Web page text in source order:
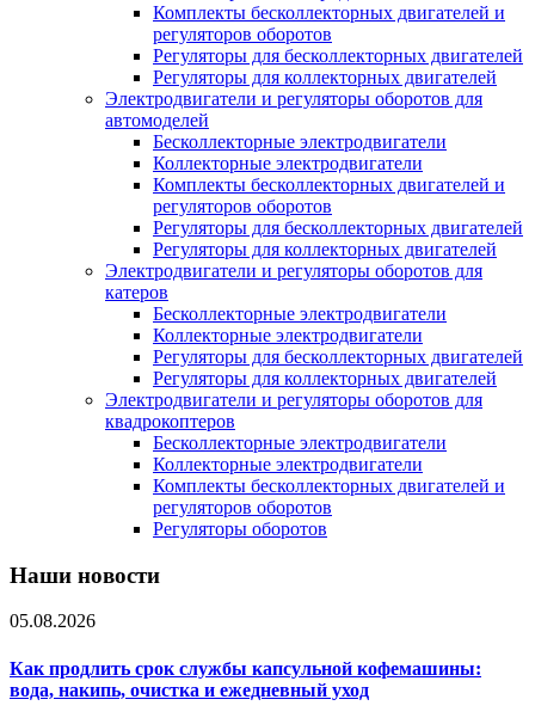
Комплекты бесколлекторных двигателей и
регуляторов оборотов
Регуляторы для бесколлекторных двигателей
Регуляторы для коллекторных двигателей
Электродвигатели и регуляторы оборотов для
автомоделей
Бесколлекторные электродвигатели
Коллекторные электродвигатели
Комплекты бесколлекторных двигателей и
регуляторов оборотов
Регуляторы для бесколлекторных двигателей
Регуляторы для коллекторных двигателей
Электродвигатели и регуляторы оборотов для
катеров
Бесколлекторные электродвигатели
Коллекторные электродвигатели
Регуляторы для бесколлекторных двигателей
Регуляторы для коллекторных двигателей
Электродвигатели и регуляторы оборотов для
квадрокоптеров
Бесколлекторные электродвигатели
Коллекторные электродвигатели
Комплекты бесколлекторных двигателей и
регуляторов оборотов
Регуляторы оборотов
Наши новости
05.08.2026
Как продлить срок службы капсульной кофемашины:
вода, накипь, очистка и ежедневный уход